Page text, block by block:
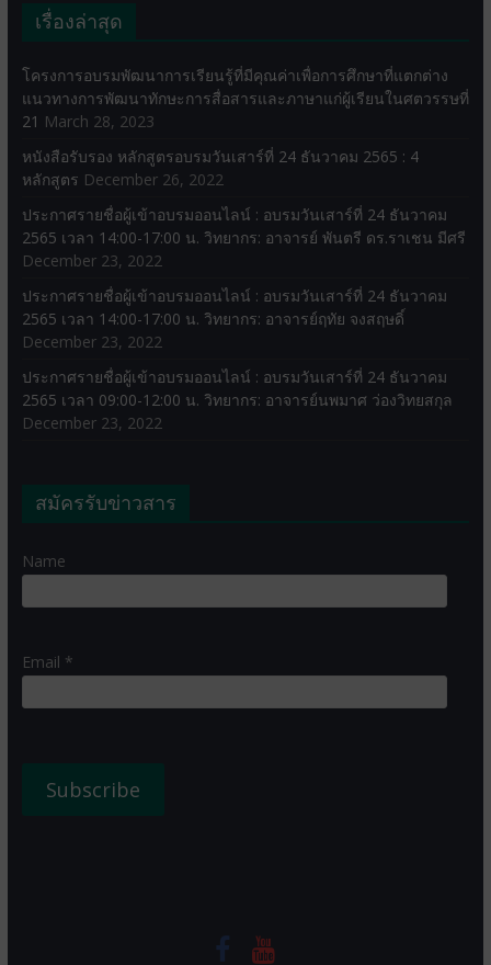
เรื่องล่าสุด
โครงการอบรมพัฒนาการเรียนรู้ที่มีคุณค่าเพื่อการศึกษาที่แตกต่าง
แนวทางการพัฒนาทักษะการสื่อสารและภาษาแก่ผู้เรียนในศตวรรษที่
21 March 28, 2023
หนังสือรับรอง หลักสูตรอบรมวันเสาร์ที่ 24 ธันวาคม 2565 : 4
หลักสูตร December 26, 2022
ประกาศรายชื่อผู้เข้าอบรมออนไลน์ : อบรมวันเสาร์ที่ 24 ธันวาคม
2565 เวลา 14:00-17:00 น. วิทยากร: อาจารย์ พันตรี ดร.ราเชน มีศรี
December 23, 2022
ประกาศรายชื่อผู้เข้าอบรมออนไลน์ : อบรมวันเสาร์ที่ 24 ธันวาคม
2565 เวลา 14:00-17:00 น. วิทยากร: อาจารย์ฤทัย จงสฤษดิ์
December 23, 2022
ประกาศรายชื่อผู้เข้าอบรมออนไลน์ : อบรมวันเสาร์ที่ 24 ธันวาคม
2565 เวลา 09:00-12:00 น. วิทยากร: อาจารย์นพมาศ ว่องวิทยสกุล
December 23, 2022
สมัครรับข่าวสาร
Name
Email *